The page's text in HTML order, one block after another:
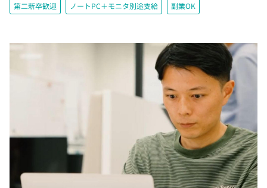
第二新卒歓迎 ノートPC＋モニタ別途支給 副業OK